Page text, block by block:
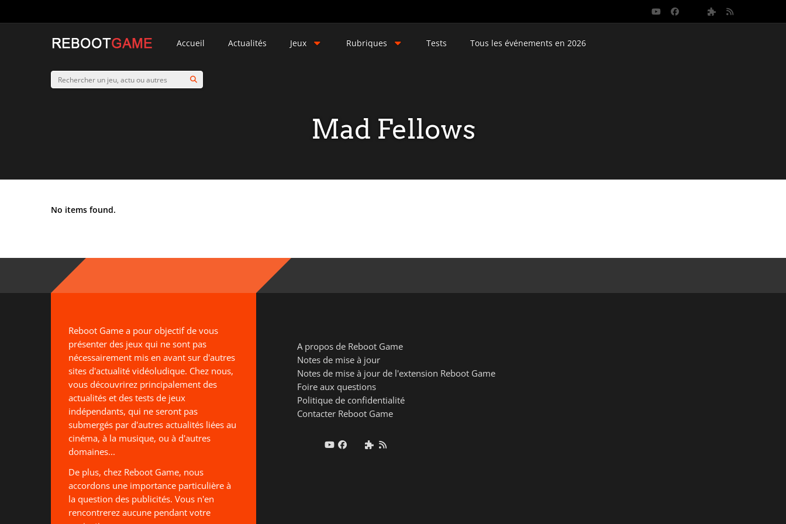
Accueil Actualités Jeux Rubriques Tests Tous les événements en 2026
Mad Fellows
No items found.
Reboot Game a pour objectif de vous
présenter des jeux qui ne sont pas
nécessairement mis en avant sur d'autres
sites d'actualité vidéoludique. Chez nous,
vous découvrirez principalement des
actualités et des tests de jeux
indépendants, qui ne seront pas
submergés par d'autres actualités liées au
cinéma, à la musique, ou à d'autres
domaines...
De plus, chez Reboot Game, nous
accordons une importance particulière à
la question des publicités. Vous n'en
rencontrerez aucune pendant votre
A propos de Reboot Game
Notes de mise à jour
Notes de mise à jour de l'extension Reboot Game
Foire aux questions
Politique de confidentialité
Contacter Reboot Game